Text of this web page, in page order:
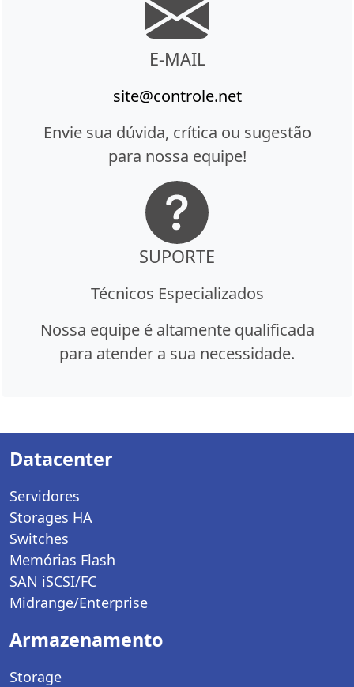
E-MAIL
site@controle.net
Envie sua dúvida, crítica ou sugestão
para nossa equipe!
SUPORTE
Técnicos Especializados
Nossa equipe é altamente qualificada
para atender a sua necessidade.
Datacenter
Servidores
Storages HA
Switches
Memórias Flash
SAN iSCSI/FC
Midrange/Enterprise
Armazenamento
Storage